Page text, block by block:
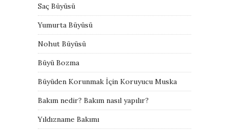
Saç Büyüsü
Yumurta Büyüsü
Nohut Büyüsü
Büyü Bozma
Büyüden Korunmak İçin Koruyucu Muska
Bakım nedir? Bakım nasıl yapılır?
Yıldızname Bakımı